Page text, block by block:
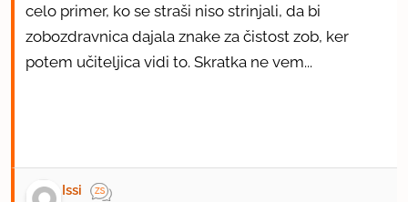
celo primer, ko se straši niso strinjali, da bi
zobozdravnica dajala znake za čistost zob, ker
potem učiteljica vidi to. Skratka ne vem...
Issi